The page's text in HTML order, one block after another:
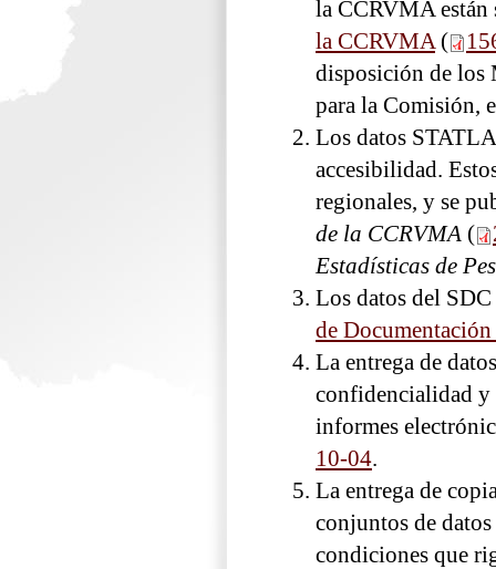
la CCRVMA están
la CCRVMA (
disposición de los
para la Comisión,
Los datos
accesibilidad.
regionales, y se
de la CCRVMA (
Estadísticas de
Los datos del
de Documentación
La entrega de
confidencialidad y
informes
10-04.
La entrega de
conjuntos de
condiciones que